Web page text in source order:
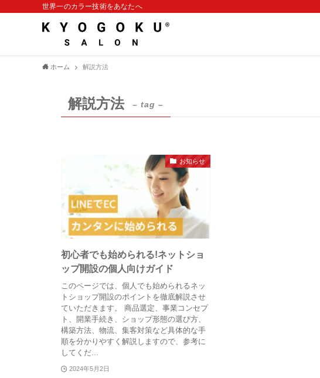
世界一のカラー技術をあなたへ
ホーム 解説方法
解説方法 – tag –
お知らせ
初心者でも始められる!ネットショ
ップ開設の個人向けガイド
このページでは、個人でも始められるネッ
トショップ開設のポイントを徹底解説させ
ていただきます。 商品選定、事業コンセプ
ト、開業手続き、ショップ形態の選び方、
構築方法、物流、集客対策など具体的な手
順を分かりやすく解説しますので、参考に
してくだ...
2024年5月2日